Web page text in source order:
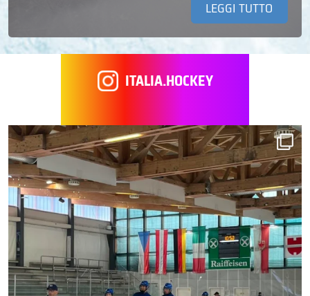
LEGGI TUTTO
ITALIA.HOCKEY